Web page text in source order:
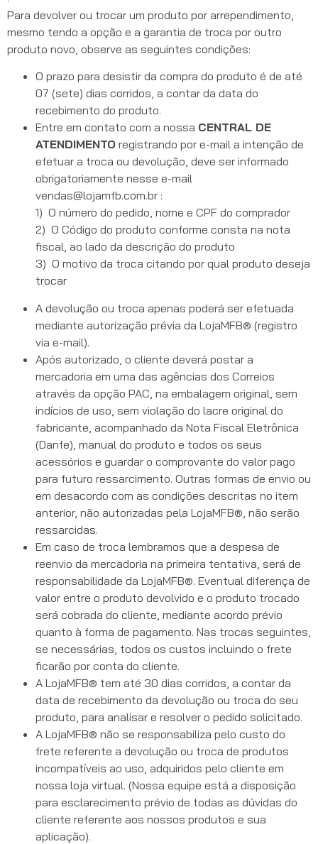
Para devolver ou trocar um produto por arrependimento,
mesmo tendo a opção e a garantia de troca por outro
produto novo, observe as seguintes condições:
O prazo para desistir da compra do produto é de até
07 (sete) dias corridos, a contar da data do
recebimento do produto.
Entre em contato com a nossa CENTRAL DE
ATENDIMENTO registrando por e-mail a intenção de
efetuar a troca ou devolução, deve ser informado
obrigatoriamente nesse e-mail
vendas@lojamfb.com.br :
1) O número do pedido, nome e CPF do comprador
2) O Código do produto conforme consta na nota
fiscal, ao lado da descrição do produto
3) O motivo da troca citando por qual produto deseja
trocar
A devolução ou troca apenas poderá ser efetuada
mediante autorização prévia da LojaMFB® (registro
via e-mail).
Após autorizado, o cliente deverá postar a
mercadoria em uma das agências dos Correios
através da opção PAC, na embalagem original, sem
indícios de uso, sem violação do lacre original do
fabricante, acompanhado da Nota Fiscal Eletrônica
(Danfe), manual do produto e todos os seus
acessórios e guardar o comprovante do valor pago
para futuro ressarcimento. Outras formas de envio ou
em desacordo com as condições descritas no item
anterior, não autorizadas pela LojaMFB®, não serão
ressarcidas.
Em caso de troca lembramos que a despesa de
reenvio da mercadoria na primeira tentativa, será de
responsabilidade da LojaMFB®. Eventual diferença de
valor entre o produto devolvido e o produto trocado
será cobrada do cliente, mediante acordo prévio
quanto à forma de pagamento. Nas trocas seguintes,
se necessárias, todos os custos incluindo o frete
ficarão por conta do cliente.
A LojaMFB® tem até 30 dias corridos, a contar da
data de recebimento da devolução ou troca do seu
produto, para analisar e resolver o pedido solicitado.
A LojaMFB® não se responsabiliza pelo custo do
frete referente a devolução ou troca de produtos
incompatíveis ao uso, adquiridos pelo cliente em
nossa loja virtual. (Nossa equipe está a disposição
para esclarecimento prévio de todas as dúvidas do
cliente referente aos nossos produtos e sua
aplicação).